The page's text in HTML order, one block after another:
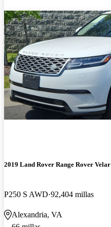
2019 Land Rover Range Rover Velar
P250 S AWD 92,404 millas
Alexandria, VA